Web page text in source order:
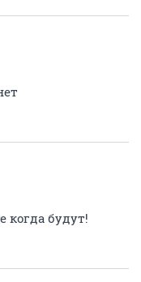
когда будут!